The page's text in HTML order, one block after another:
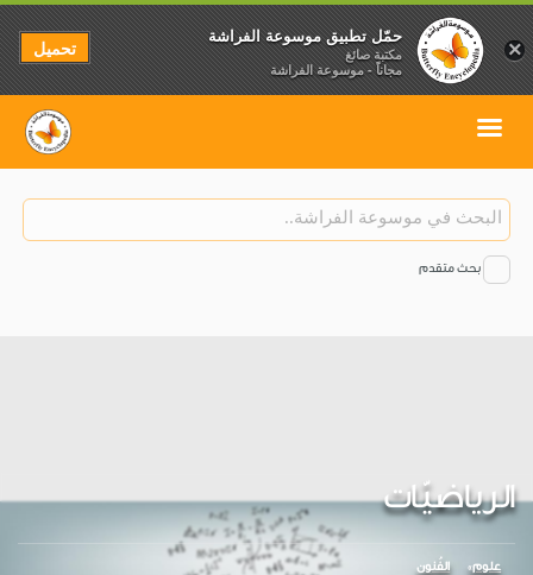
بحث متقدم
الرياضيّات
علوم الفُنون
×
حمّل تطبيق موسوعة الفراشة
مكتبة صائغ
مجاناً - موسوعة الفراشة
تحميل